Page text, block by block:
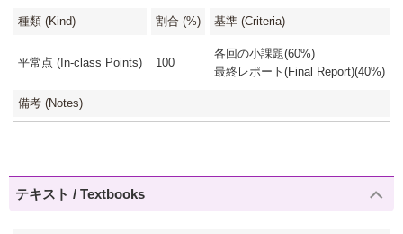
種類 (Kind) 割合 (%) 基準 (Criteria)
平常点 (In-class Points) 100
各回の小課題(60%)
最終レポート(Final Report)(40%)
備考 (Notes)
テキスト / Textbooks